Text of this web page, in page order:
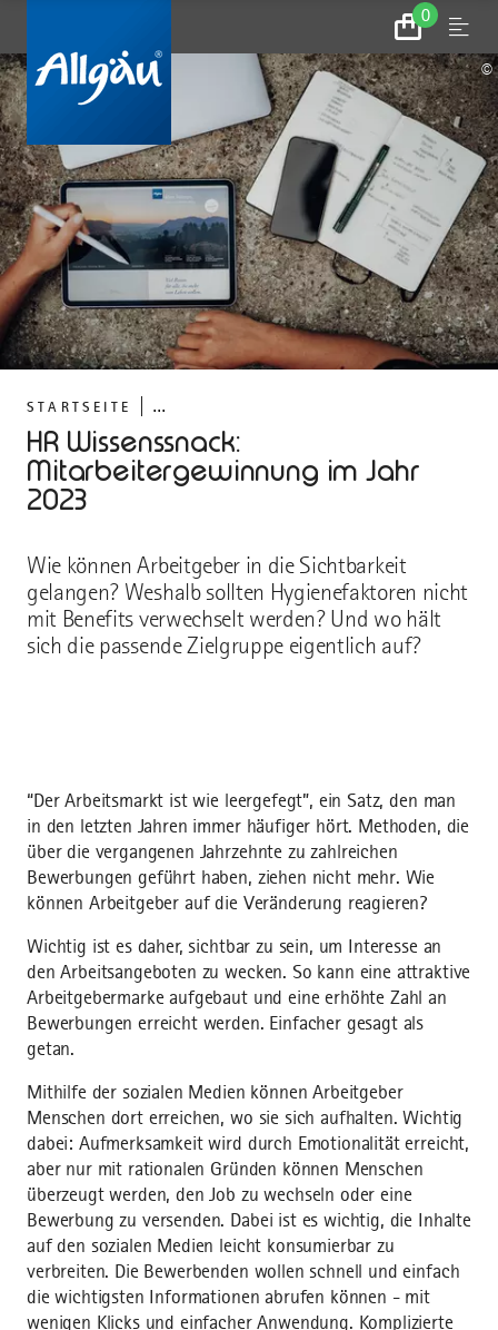
0
Zum
Warenkorb
Menu
©
STARTSEITE ...
HR Wissenssnack:
Mitarbeitergewinnung im Jahr
2023
Wie können Arbeitgeber in die Sichtbarkeit
gelangen? Weshalb sollten Hygienefaktoren nicht
mit Benefits verwechselt werden? Und wo hält
sich die passende Zielgruppe eigentlich auf?
“Der Arbeitsmarkt ist wie leergefegt”, ein Satz, den man
in den letzten Jahren immer häufiger hört. Methoden, die
über die vergangenen Jahrzehnte zu zahlreichen
Bewerbungen geführt haben, ziehen nicht mehr. Wie
können Arbeitgeber auf die Veränderung reagieren?
Wichtig ist es daher, sichtbar zu sein, um Interesse an
den Arbeitsangeboten zu wecken. So kann eine attraktive
Arbeitgebermarke aufgebaut und eine erhöhte Zahl an
Bewerbungen erreicht werden. Einfacher gesagt als
getan.
Mithilfe der sozialen Medien können Arbeitgeber
Menschen dort erreichen, wo sie sich aufhalten. Wichtig
dabei: Aufmerksamkeit wird durch Emotionalität erreicht,
aber nur mit rationalen Gründen können Menschen
überzeugt werden, den Job zu wechseln oder eine
Bewerbung zu versenden. Dabei ist es wichtig, die Inhalte
auf den sozialen Medien leicht konsumierbar zu
verbreiten. Die Bewerbenden wollen schnell und einfach
die wichtigsten Informationen abrufen können - mit
wenigen Klicks und einfacher Anwendung. Komplizierte